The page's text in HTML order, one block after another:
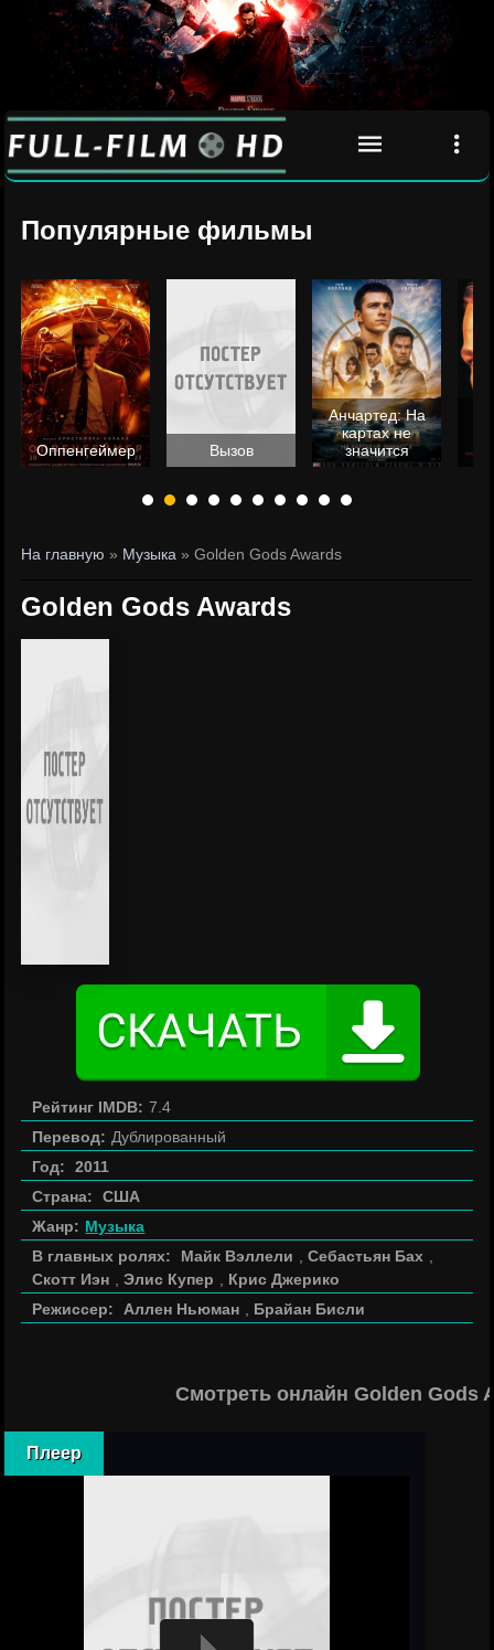
Популярные фильмы
Оппенгеймер Вызов
Анчартед: На
картах не
значится
На главную » Музыка » Golden Gods Awards
Golden Gods Awards
Рейтинг IMDB: 7.4
Перевод: Дублированный
Год:
2011
Страна:
США
Жанр: Музыка
В главных ролях:
Майк Вэллели ,Себастьян Бах
Скотт Иэн
,Элис Купер
Крис Джерико
Режиссер:
Аллен Ньюман Брайан Бисли
Смотреть онлайн Golden Gods
Плеер